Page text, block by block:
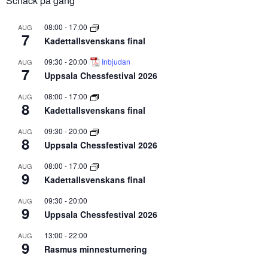
AUG
7
08:00 - 17:00
Kadettallsvenskans final
AUG
7
09:30 -20:00 Inbjudan
Uppsala Chessfestival 2026
AUG
8
08:00 - 17:00
Kadettallsvenskans final
AUG
8
09:30 -20:00
Uppsala Chessfestival 2026
AUG
9
08:00 - 17:00
Kadettallsvenskans final
AUG
9
09:30 -20:00
Uppsala Chessfestival 2026
AUG
9
13:00 -22:00
Rasmus minnesturnering